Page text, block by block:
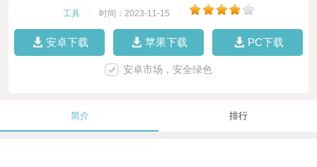
工具 时间：2023-11-15
安卓下载 苹果下载 PC下载
安卓市场，安全绿色
简介 排行